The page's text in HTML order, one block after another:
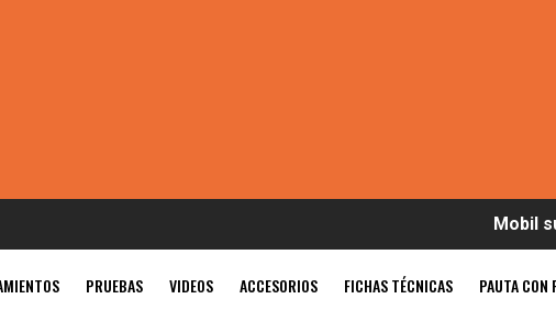
Mobil súper 4T
PRUEBAS VIDEOS ACCESORIOS FICHAS TÉCNICAS PAUTA